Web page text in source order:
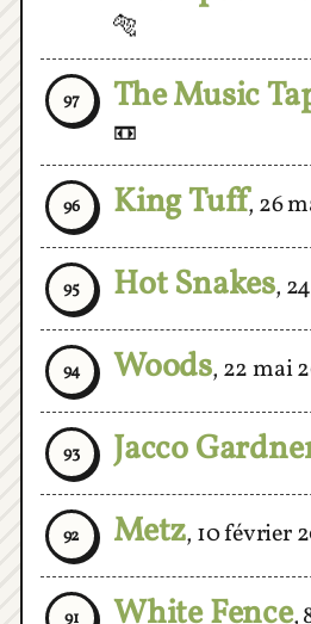
97 The Music
📼
96 King Tuff,26
95 Hot Snakes,
94 Woods,22 mai
93 Jacco
92 Metz,10 février
91 White Fence,
🌥